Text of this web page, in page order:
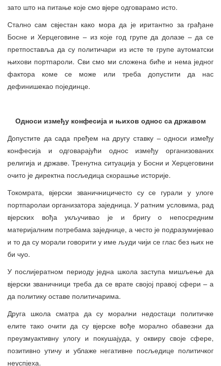
зато што на питање које смо вјере одговарамо исто.
Стално сам свјестан како мора да је иритантно за грађане
Босне и Херцеговине – из које год групе да долазе – да се
претпоставља да су политичари из исте те групе аутоматски
њихови портпароли. Сви смо ми сложена биће и нема једног
фактора коме се може или треба допустити да нас
дефинишекао појединце.
Односи између конфесија и њихов однос са државом
Допустите да сада пређем на другу ставку – односи између
конфесија и одговарајући однос између организованих
религија и државе. Тренутна ситуација у Босни и Херцеговини
очито је директна посљедица скорашње историје.
Токомрата, вјерски званичницичесто су се гурали у улоге
портпаролаи организатора заједница. У ратним условима, рад
вјерских вођа укључивао је и бригу о непосредним
материјалним потребама заједнице, а често је подразумијевао
и то да су морали говорити у име људи чији се глас без њих не
би чуо.
У послијератном периоду једна школа заступа мишљење да
вјерски званичници треба да се врате својој правој сфери – а
да политику оставе политичарима.
Друга школа сматра да су морални недостаци политичке
елите тако очити да су вјерске вође морално обавезни да
преузмуактивну улогу и покушајуда, у оквиру своје сфере,
позитивно утичу и ублаже негативне посљедице политичког
неуспјеха.